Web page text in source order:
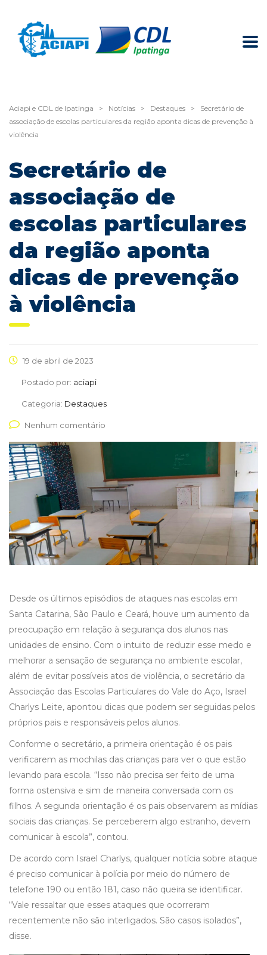
Aciapi e CDL de Ipatinga > Notícias > Destaques >
Secretário de
associação de escolas particulares da região aponta dicas de prevenção à
violência
Secretário de
associação de
escolas particulares
da região aponta
dicas de prevenção
à violência
19 de abril de 2023
Postado por: aciapi
Categoria: Destaques
Nenhum comentário
Desde os últimos episódios de ataques nas escolas em
Santa Catarina, São Paulo e Ceará, houve um aumento da
preocupação em relação à segurança dos alunos nas
unidades de ensino. Com o intuito de reduzir esse medo e
melhorar a sensação de segurança no ambiente escolar,
além de evitar possíveis atos de violência, o secretário da
Associação das Escolas Particulares do Vale do Aço, Israel
Charlys Leite, apontou dicas que podem ser seguidas pelos
próprios pais e responsáveis pelos alunos.
Conforme o secretário, a primeira orientação é os pais
verificarem as mochilas das crianças para ver o que estão
levando para escola. “Isso não precisa ser feito de uma
forma ostensiva e sim de maneira conversada com os
filhos. A segunda orientação é os pais observarem as mídias
sociais das crianças. Se perceberem algo estranho, devem
comunicar à escola”, contou.
De acordo com Israel Charlys, qualquer notícia sobre ataque
é preciso comunicar à polícia por meio do número de
telefone 190 ou então 181, caso não queira se identificar.
“Vale ressaltar que esses ataques que ocorreram
recentemente não são interligados. São casos isolados”,
disse.